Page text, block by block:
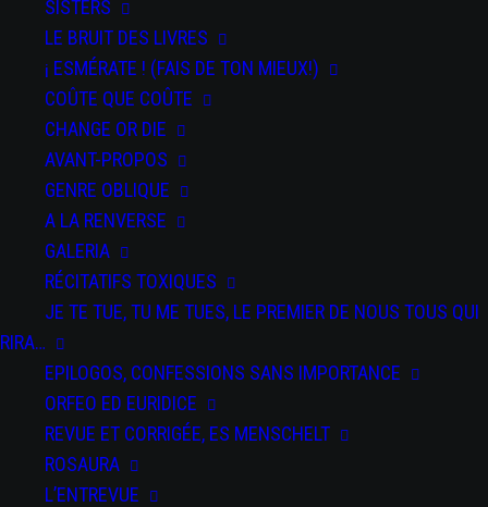
SISTERS
LE BRUIT DES LIVRES
¡ ESMÉRATE ! (FAIS DE TON MIEUX!)
COÛTE QUE COÛTE
CHANGE OR DIE
AVANT-PROPOS
GENRE OBLIQUE
A LA RENVERSE
GALERIA
RÉCITATIFS TOXIQUES
JE TE TUE, TU ME TUES, LE PREMIER DE NOUS TOUS QUI
RIRA…
EPILOGOS, CONFESSIONS SANS IMPORTANCE
ORFEO ED EURIDICE
REVUE ET CORRIGÉE, ES MENSCHELT
ROSAURA
L’ENTREVUE
DATE
20 Mai
2022
19 h 30 min
SPECTACLES
Odisea
Odisea